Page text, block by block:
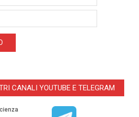
CANALI YOUTUBE E TELEGRAM